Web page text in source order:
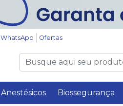
WhatsApp Ofertas
Anestésicos Biossegurança